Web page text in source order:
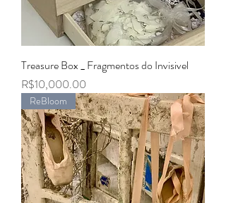
Treasure Box _ Fragmentos do Invisivel
Price
R$10,000.00
ReBloom